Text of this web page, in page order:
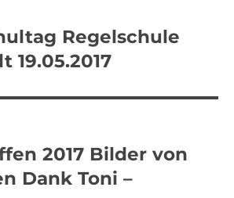
Regelschule
19.05.2017
2017 Bilder von
Dank Toni –